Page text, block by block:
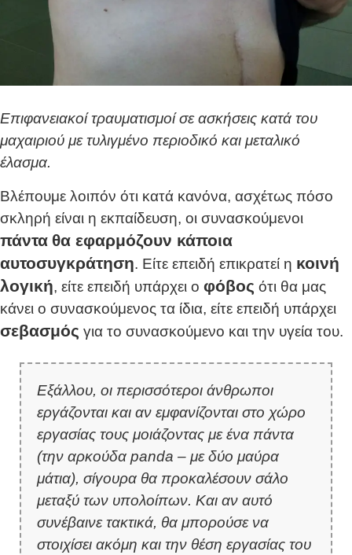
Επιφανειακοί τραυματισμοί σε ασκήσεις κατά του
μαχαιριού με τυλιγμένο περιοδικό και μεταλικό
έλασμα.
Βλέπουμε λοιπόν ότι κατά κανόνα, ασχέτως πόσο
σκληρή είναι η εκπαίδευση, οι συνασκούμενοι
πάντα θα εφαρμόζουν κάποια
αυτοσυγκράτηση. Είτε επειδή επικρατεί η κοινή
λογική, είτε επειδή υπάρχει ο φόβος ότι θα μας
κάνει ο συνασκούμενος τα ίδια, είτε επειδή υπάρχει
σεβασμός για το συνασκούμενο και την υγεία του.
Εξάλλου, οι περισσότεροι άνθρωποι
εργάζονται και αν εμφανίζονται στο χώρο
εργασίας τους μοιάζοντας με ένα πάντα
(την αρκούδα panda – με δύο μαύρα
μάτια), σίγουρα θα προκαλέσουν σάλο
μεταξύ των υπολοίπων. Και αν αυτό
συνέβαινε τακτικά, θα μπορούσε να
στοιχίσει ακόμη και την θέση εργασίας του